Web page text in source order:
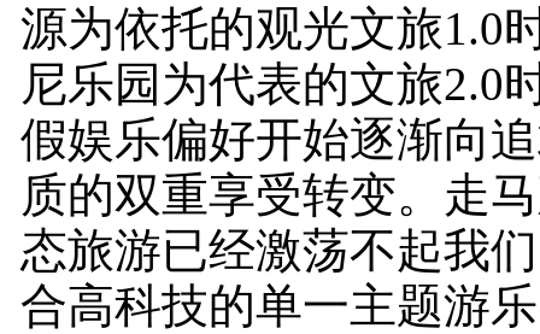
源为依托的观光文旅1.0
尼乐园为代表的文旅2.0
假娱乐偏好开始逐渐向
质的双重享受转变。走
态旅游已经激荡不起我
合高科技的单一主题游